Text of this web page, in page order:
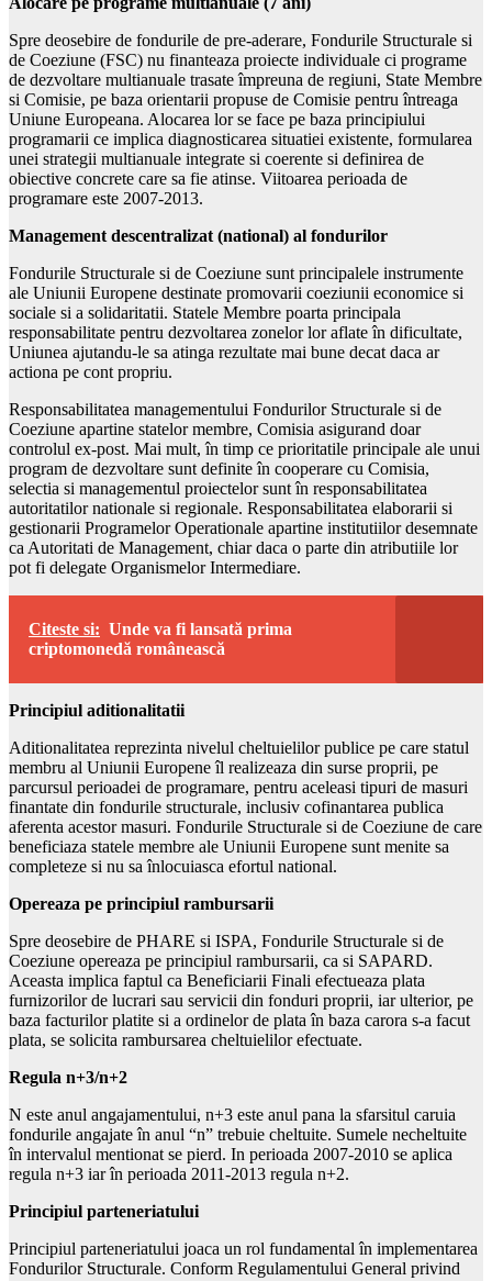
Spre deosebire de fondurile de pre-aderare, Fondurile Structurale si
de Coeziune (FSC) nu finanteaza proiecte individuale ci programe
de dezvoltare multianuale trasate împreuna de regiuni, State Membre
si Comisie, pe baza orientarii propuse de Comisie pentru întreaga
Uniune Europeana. Alocarea lor se face pe baza principiului
programarii ce implica diagnosticarea situatiei existente, formularea
unei strategii multianuale integrate si coerente si definirea de
obiective concrete care sa fie atinse. Viitoarea perioada de
programare este 2007-2013.
Management descentralizat (national) al fondurilor
Fondurile Structurale si de Coeziune sunt principalele instrumente
ale Uniunii Europene destinate promovarii coeziunii economice si
sociale si a solidaritatii. Statele Membre poarta principala
responsabilitate pentru dezvoltarea zonelor lor aflate în dificultate,
Uniunea ajutandu-le sa atinga rezultate mai bune decat daca ar
actiona pe cont propriu.
Responsabilitatea managementului Fondurilor Structurale si de
Coeziune apartine statelor membre, Comisia asigurand doar
controlul ex-post. Mai mult, în timp ce prioritatile principale ale unui
program de dezvoltare sunt definite în cooperare cu Comisia,
selectia si managementul proiectelor sunt în responsabilitatea
autoritatilor nationale si regionale. Responsabilitatea elaborarii si
gestionarii Programelor Operationale apartine institutiilor desemnate
ca Autoritati de Management, chiar daca o parte din atributiile lor
pot fi delegate Organismelor Intermediare.
Citeste si: Unde va fi lansată prima
criptomonedă românească
Principiul aditionalitatii
Aditionalitatea reprezinta nivelul cheltuielilor publice pe care statul
membru al Uniunii Europene îl realizeaza din surse proprii, pe
parcursul perioadei de programare, pentru aceleasi tipuri de masuri
finantate din fondurile structurale, inclusiv cofinantarea publica
aferenta acestor masuri. Fondurile Structurale si de Coeziune de care
beneficiaza statele membre ale Uniunii Europene sunt menite sa
completeze si nu sa înlocuiasca efortul national.
Opereaza pe principiul rambursarii
Spre deosebire de PHARE si ISPA, Fondurile Structurale si de
Coeziune opereaza pe principiul rambursarii, ca si SAPARD.
Aceasta implica faptul ca Beneficiarii Finali efectueaza plata
furnizorilor de lucrari sau servicii din fonduri proprii, iar ulterior, pe
baza facturilor platite si a ordinelor de plata în baza carora s-a facut
plata, se solicita rambursarea cheltuielilor efectuate.
Regula n+3/n+2
N este anul angajamentului, n+3 este anul pana la sfarsitul caruia
fondurile angajate în anul “n” trebuie cheltuite. Sumele necheltuite
în intervalul mentionat se pierd. In perioada 2007-2010 se aplica
regula n+3 iar în perioada 2011-2013 regula n+2.
Principiul parteneriatului
Principiul parteneriatului joaca un rol fundamental în implementarea
Fondurilor Structurale. Conform Regulamentului General privind